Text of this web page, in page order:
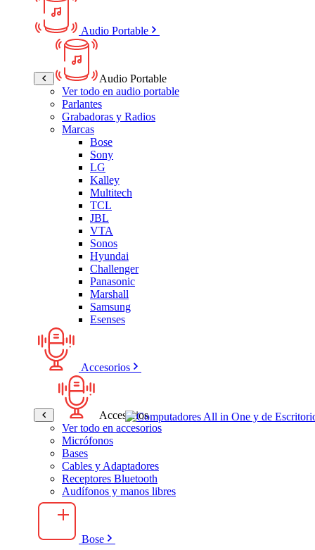
Audio Portable
Audio Portable
Ver todo en audio portable
Parlantes
Grabadoras y Radios
Marcas
Bose
Sony
LG
Kalley
Multitech
TCL
JBL
VTA
Sonos
Hyundai
Challenger
Panasonic
Marshall
Samsung
Esenses
Accesorios
Accesorios
Ver todo en accesorios
Micrófonos
Bases
Cables y Adaptadores
Receptores Bluetooth
Audífonos y manos libres
Bose